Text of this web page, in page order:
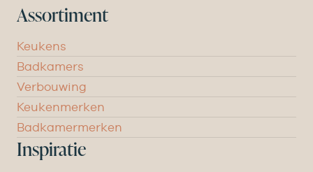
Assortiment
Keukens
Badkamers
Verbouwing
Keukenmerken
Badkamermerken
Inspiratie